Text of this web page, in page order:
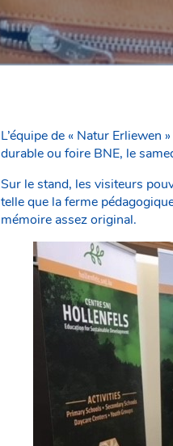
L’équipe de « Natur Erliewen
durable ou foire BNE, le
Sur le stand, les visiteurs
telle que la ferme
mémoire assez original.